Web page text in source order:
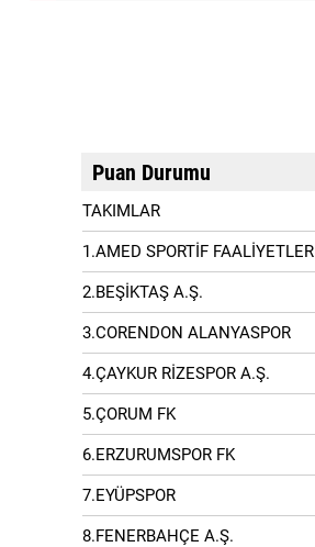
Puan Durumu
TAKIMLAR
1.AMED SPORTİF FAALİYETLER
2.BEŞİKTAŞ A.Ş.
3.CORENDON ALANYASPOR
4.ÇAYKUR RİZESPOR A.Ş.
5.ÇORUM FK
6.ERZURUMSPOR FK
7.EYÜPSPOR
8.FENERBAHÇE A.Ş.